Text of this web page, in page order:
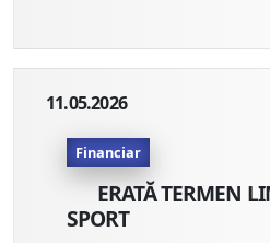
11.05.2026
Financiar
ERATĂ TERMEN
SPORT